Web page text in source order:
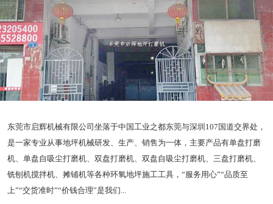
东莞市启辉机械有限公司坐落于中国工业之都东莞与深圳107国道交界处，
是一家专业从事地坪机械研发、生产、销售为一体，主要产品有单盘打磨
机、单盘自吸尘打磨机、双盘打磨机、双盘自吸尘打磨机、三盘打磨机、
铣刨机搅拌机、摊铺机等各种环氧地坪施工工具，“服务用心”“品质至
上”“交货准时”“价钱合理”是我们...